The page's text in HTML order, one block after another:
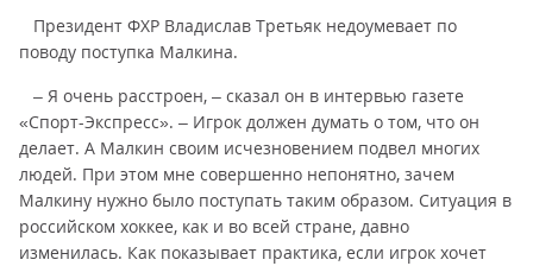
Президент ФХР Владислав Третьяк недоумевает по
поводу поступка Малкина.
– Я очень расстроен, – сказал он в интервью газете
«Спорт-Экспресс». – Игрок должен думать о том, что он
делает. А Малкин своим исчезновением подвел многих
людей. При этом мне совершенно непонятно, зачем
Малкину нужно было поступать таким образом. Ситуация в
российском хоккее, как и во всей стране, давно
изменилась. Как показывает практика, если игрок хочет